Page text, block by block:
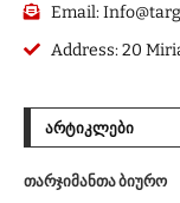
Email:
Address: 20
ᲐᲠᲢᲘᲙᲚᲔᲑᲘ
თარჯიმანთა ბიურო